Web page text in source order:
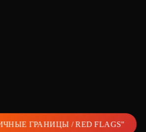
ГРАНИЦЫ / RED FLAGS"